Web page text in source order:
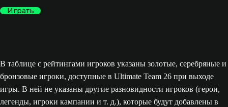
Играть
В таблице с рейтингами игроков указаны золотые, серебряные и
бронзовые игроки, доступные в Ultimate Team 26 при выходе
игры. В ней не указаны другие разновидности игроков (герои,
легенды, игроки кампании и т. д.), которые будут добавлены в